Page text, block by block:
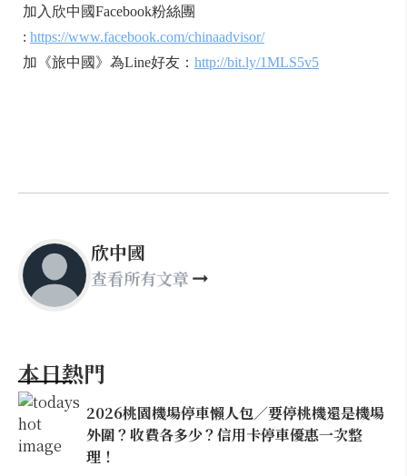
加入欣中國Facebook粉絲團
: https://www.facebook.com/chinaadvisor/
加《旅中國》為Line好友： http://bit.ly/1MLS5v5
欣中國
查看所有文章
本日熱門
2026桃園機場停車懶人包／要停桃機還是機場
外圍？收費各多少？信用卡停車優惠一次整
理！